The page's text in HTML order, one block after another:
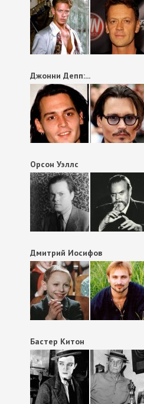
Джонни Депп:...
Орсон Уэллс
Дмитрий Иосифов
Бастер Китон